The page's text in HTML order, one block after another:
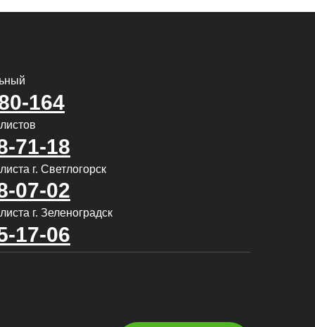
г. Светлогорск
г. Зеленоградск
71-18
17-06
07-02
164